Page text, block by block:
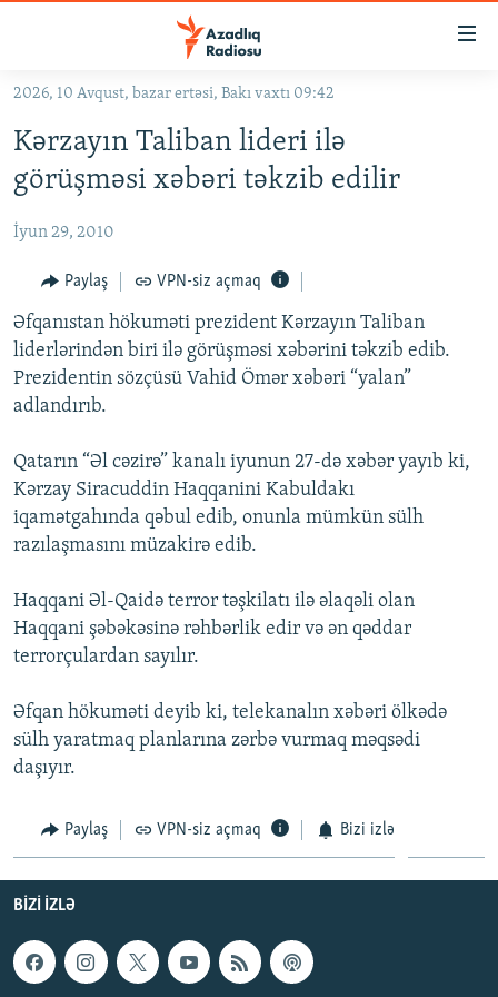
Əsas
qayıt
Əsas
naviqasiyaya
qayıt
#İZAHLA
KORRUPSIOMETR
#ƏSLINDƏ
FƏRQƏ BAX
QANUNI DOĞRU
ARAŞDIRMA
MULTIMEDIA
FOTOQALEREYA
İNFOQRAFIKA
KARIKATURA
OXU ZALI
AZƏRBAYCAN ƏDƏBIYYATI KITABXANASI
İSLAM VƏ DEMOKRATIYA
İZ - MƏDƏNIYYƏT PROQRAMI
HAQQIMIZDA
MISSIYAMIZ
PEŞƏ ETIKASI VƏ JURNALISTIKA STANDARTLARIMIZ
MATERIALLARIMIZDAN ISTIFADƏ
AZADLIQRADIOSU MOBIL TELEFONUNUZDA
XƏBƏR BÜLLETENLƏRIMIZ
BIZI IZLƏ
RFE/RL-in bütün saytları
2026, 10 Avqust, bazar ertəsi, Bakı vaxtı 09:42
Kərzayın Taliban lideri ilə
görüşməsi xəbəri təkzib edilir
İyun 29, 2010
Paylaş VPN-siz açmaq
Əfqanıstan hökuməti prezident Kərzayın Taliban
liderlərindən biri ilə görüşməsi xəbərini təkzib edib.
Prezidentin sözçüsü Vahid Ömər xəbəri “yalan”
adlandırıb.
Qatarın “Əl cəzirə” kanalı iyunun 27-də xəbər yayıb ki,
Kərzay Siracuddin Haqqanini Kabuldakı
iqamətgahında qəbul edib, onunla mümkün sülh
razılaşmasını müzakirə edib.
Haqqani Əl-Qaidə terror təşkilatı ilə əlaqəli olan
Haqqani şəbəkəsinə rəhbərlik edir və ən qəddar
terrorçulardan sayılır.
Əfqan hökuməti deyib ki, telekanalın xəbəri ölkədə
sülh yaratmaq planlarına zərbə vurmaq məqsədi
daşıyır.
Paylaş VPN-siz açmaq Bizi izlə
BIZI IZLƏ